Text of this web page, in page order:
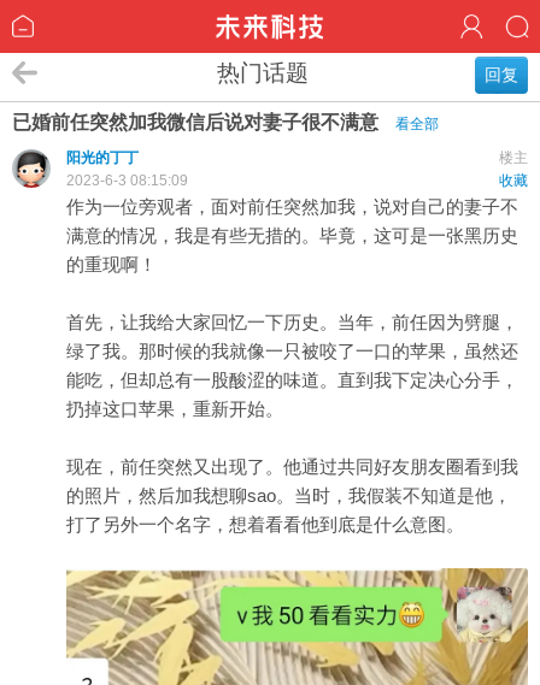
回复
热门话题
已婚前任突然加我微信后说对妻子很不满意
看全部
楼主
阳光的丁丁
收藏
2023-6-3 08:15:09
作为一位旁观者，面对前任突然加我，说对自己的妻子不
满意的情况，我是有些无措的。毕竟，这可是一张黑历史
的重现啊！
首先，让我给大家回忆一下历史。当年，前任因为劈腿，
绿了我。那时候的我就像一只被咬了一口的苹果，虽然还
能吃，但却总有一股酸涩的味道。直到我下定决心分手，
扔掉这口苹果，重新开始。
现在，前任突然又出现了。他通过共同好友朋友圈看到我
的照片，然后加我想聊sao。当时，我假装不知道是他，
打了另外一个名字，想着看看他到底是什么意图。